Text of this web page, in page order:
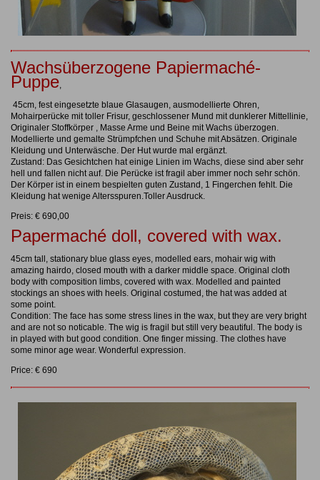
Wachsüberzogene Papiermaché-
Puppe,
45cm, fest eingesetzte blaue Glasaugen, ausmodellierte Ohren,
Mohairperücke mit toller Frisur, geschlossener Mund mit dunklerer Mittellinie,
Originaler Stoffkörper , Masse Arme und Beine mit Wachs überzogen.
Modellierte und gemalte Strümpfchen und Schuhe mit Absätzen. Originale
Kleidung und Unterwäsche. Der Hut wurde mal ergänzt.
Zustand: Das Gesichtchen hat einige Linien im Wachs, diese sind aber sehr
hell und fallen nicht auf. Die Perücke ist fragil aber immer noch sehr schön.
Der Körper ist in einem bespielten guten Zustand, 1 Fingerchen fehlt. Die
Kleidung hat wenige Altersspuren.Toller Ausdruck.
Preis: € 690,00
Papermaché doll, covered with wax.
45cm tall, stationary blue glass eyes, modelled ears, mohair wig with
amazing hairdo, closed mouth with a darker middle space. Original cloth
body with composition limbs, covered with wax. Modelled and painted
stockings an shoes with heels. Original costumed, the hat was added at
some point.
Condition: The face has some stress lines in the wax, but they are very bright
and are not so noticable. The wig is fragil but still very beautiful. The body is
in played with but good condition. One finger missing. The clothes have
some minor age wear. Wonderful expression.
Price: € 690